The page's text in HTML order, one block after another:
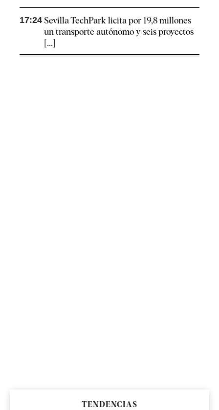
17:24 Sevilla TechPark licita por 19,8 millones
un transporte autónomo y seis proyectos
[...]
TENDENCIAS